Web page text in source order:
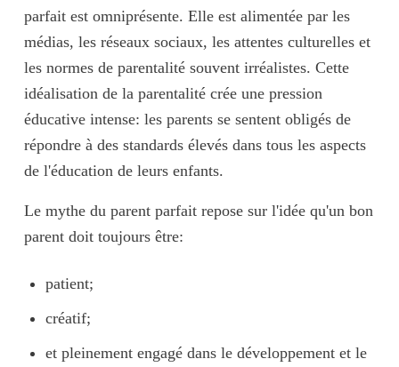
parfait est omniprésente. Elle est alimentée par les
médias, les réseaux sociaux, les attentes culturelles et
les normes de parentalité souvent irréalistes. Cette
idéalisation de la parentalité crée une pression
éducative intense: les parents se sentent obligés de
répondre à des standards élevés dans tous les aspects
de l'éducation de leurs enfants.
Le mythe du parent parfait repose sur l'idée qu'un bon
parent doit toujours être:
patient;
créatif;
et pleinement engagé dans le développement et le